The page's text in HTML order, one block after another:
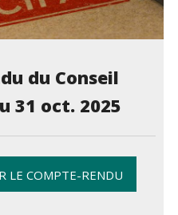
du Conseil
31 oct. 2025
LE COMPTE-RENDU